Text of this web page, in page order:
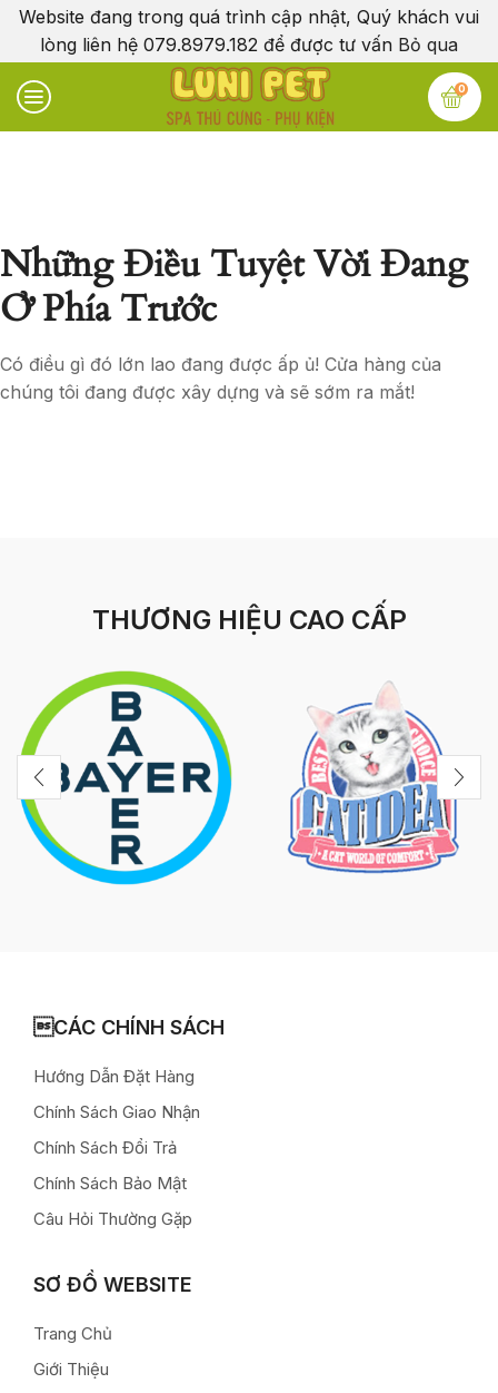
Website đang trong quá trình cập nhật, Quý khách vui
lòng liên hệ 079.8979.182 để được tư vấn Bỏ qua
0
Những Điều Tuyệt Vời Đang
Ở Phía Trước
Có điều gì đó lớn lao đang được ấp ủ! Cửa hàng của
chúng tôi đang được xây dựng và sẽ sớm ra mắt!
THƯƠNG HIỆU CAO CẤP
CÁC CHÍNH SÁCH
Hướng Dẫn Đặt Hàng
Chính Sách Giao Nhận
Chính Sách Đổi Trả
Chính Sách Bảo Mật
Câu Hỏi Thường Gặp
SƠ ĐỒ WEBSITE
Trang Chủ
Giới Thiệu